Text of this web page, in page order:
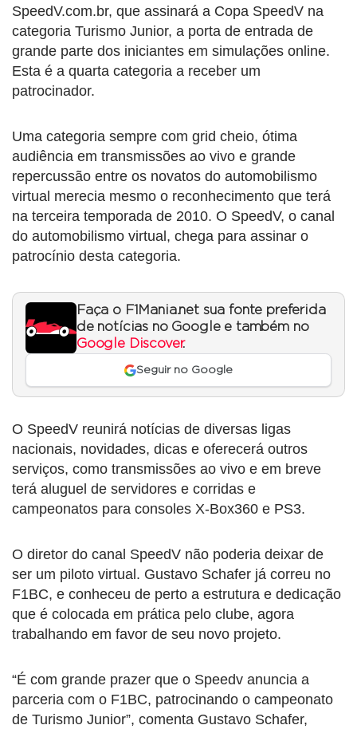
SpeedV.com.br, que assinará a Copa SpeedV na
categoria Turismo Junior, a porta de entrada de
grande parte dos iniciantes em simulações online.
Esta é a quarta categoria a receber um
patrocinador.
Uma categoria sempre com grid cheio, ótima
audiência em transmissões ao vivo e grande
repercussão entre os novatos do automobilismo
virtual merecia mesmo o reconhecimento que terá
na terceira temporada de 2010. O SpeedV, o canal
do automobilismo virtual, chega para assinar o
patrocínio desta categoria.
Faça o F1Mania.net sua fonte preferida
de notícias no Google e também no
Google Discover.
Seguir no Google
O SpeedV reunirá notícias de diversas ligas
nacionais, novidades, dicas e oferecerá outros
serviços, como transmissões ao vivo e em breve
terá aluguel de servidores e corridas e
campeonatos para consoles X-Box360 e PS3.
O diretor do canal SpeedV não poderia deixar de
ser um piloto virtual. Gustavo Schafer já correu no
F1BC, e conheceu de perto a estrutura e dedicação
que é colocada em prática pelo clube, agora
trabalhando em favor de seu novo projeto.
“É com grande prazer que o Speedv anuncia a
parceria com o F1BC, patrocinando o campeonato
de Turismo Junior”, comenta Gustavo Schafer,